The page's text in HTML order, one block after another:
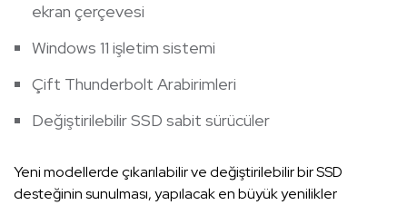
ekran çerçevesi
Windows 11 işletim sistemi
Çift Thunderbolt Arabirimleri
Değiştirilebilir SSD sabit sürücüler
Yeni modellerde çıkarılabilir ve değiştirilebilir bir SSD
desteğinin sunulması, yapılacak en büyük yenilikler